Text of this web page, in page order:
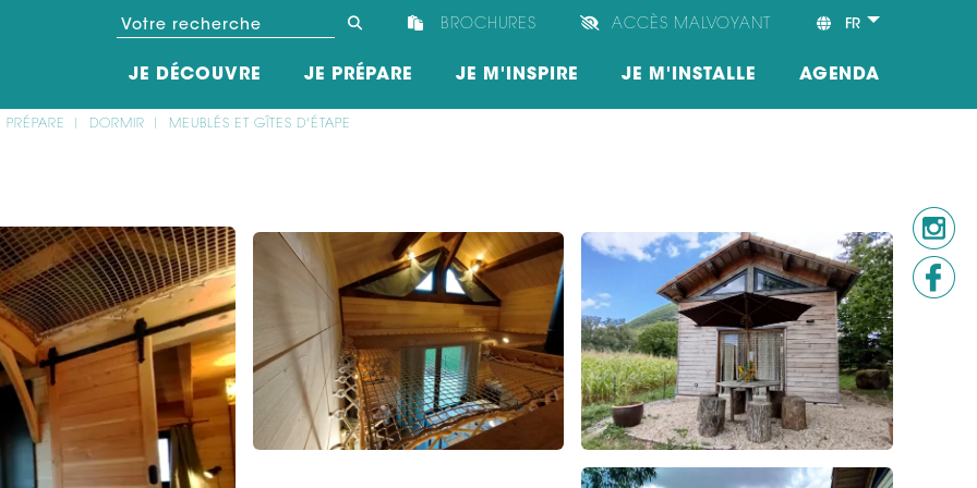
FR
ACCÈS MALVOYANT
BROCHURES
JE DÉCOUVRE JE PRÉPARE JE M'INSPIRE JE M'INSTALLE AGENDA
PRÉPARE DORMIR MEUBLÉS ET GÎTES D'ÉTAPE